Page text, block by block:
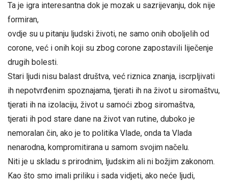
Ta je igra interesantna dok je mozak u sazrijevanju, dok nije
formiran,
ovdje su u pitanju ljudski životi, ne samo onih oboljelih od
corone, već i onih koji su zbog corone zapostavili liječenje
drugih bolesti.
Stari ljudi nisu balast društva, već riznica znanja, iscrpljivati
ih nepotvrđenim spoznajama, tjerati ih na život u siromaštvu,
tjerati ih na izolaciju, život u samoći zbog siromaštva,
tjerati ih pod stare dane na život van rutine, duboko je
nemoralan čin, ako je to politika Vlade, onda ta Vlada
nenarodna, kompromitirana u samom svojim načelu.
Niti je u skladu s prirodnim, ljudskim ali ni božjim zakonom.
Kao što smo imali priliku i sada vidjeti, ako neće ljudi,